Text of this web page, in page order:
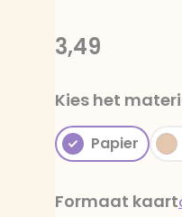
3,49
Kies het
Papier
Formaat kaart